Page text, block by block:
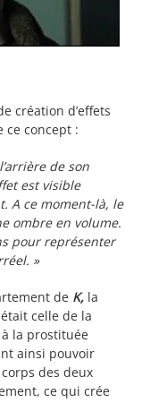
création d’effets
ce concept :
de son
est visible
A ce moment-là, le
ombre en volume.
pour représenter
»
de K, la
celle de la
la prostituée
ainsi pouvoir
des deux
ce qui crée